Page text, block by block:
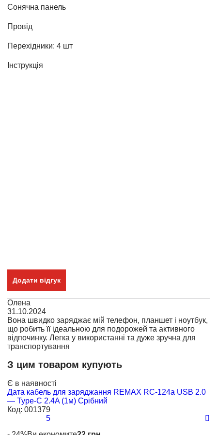
Сонячна панель
Провід
Перехідники: 4 шт
Інструкція
Додати відгук
Олена
31.10.2024
Вона швидко заряджає мій телефон, планшет і ноутбук,
що робить її ідеальною для подорожей та активного
відпочинку. Легка у використанні та дуже зручна для
транспортування
З цим товаром купують
Є в наявності
Дата кабель для заряджання REMAX RC-124a USB 2.0
— Type-C 2.4A (1м) Срібний
Код: 001379
5